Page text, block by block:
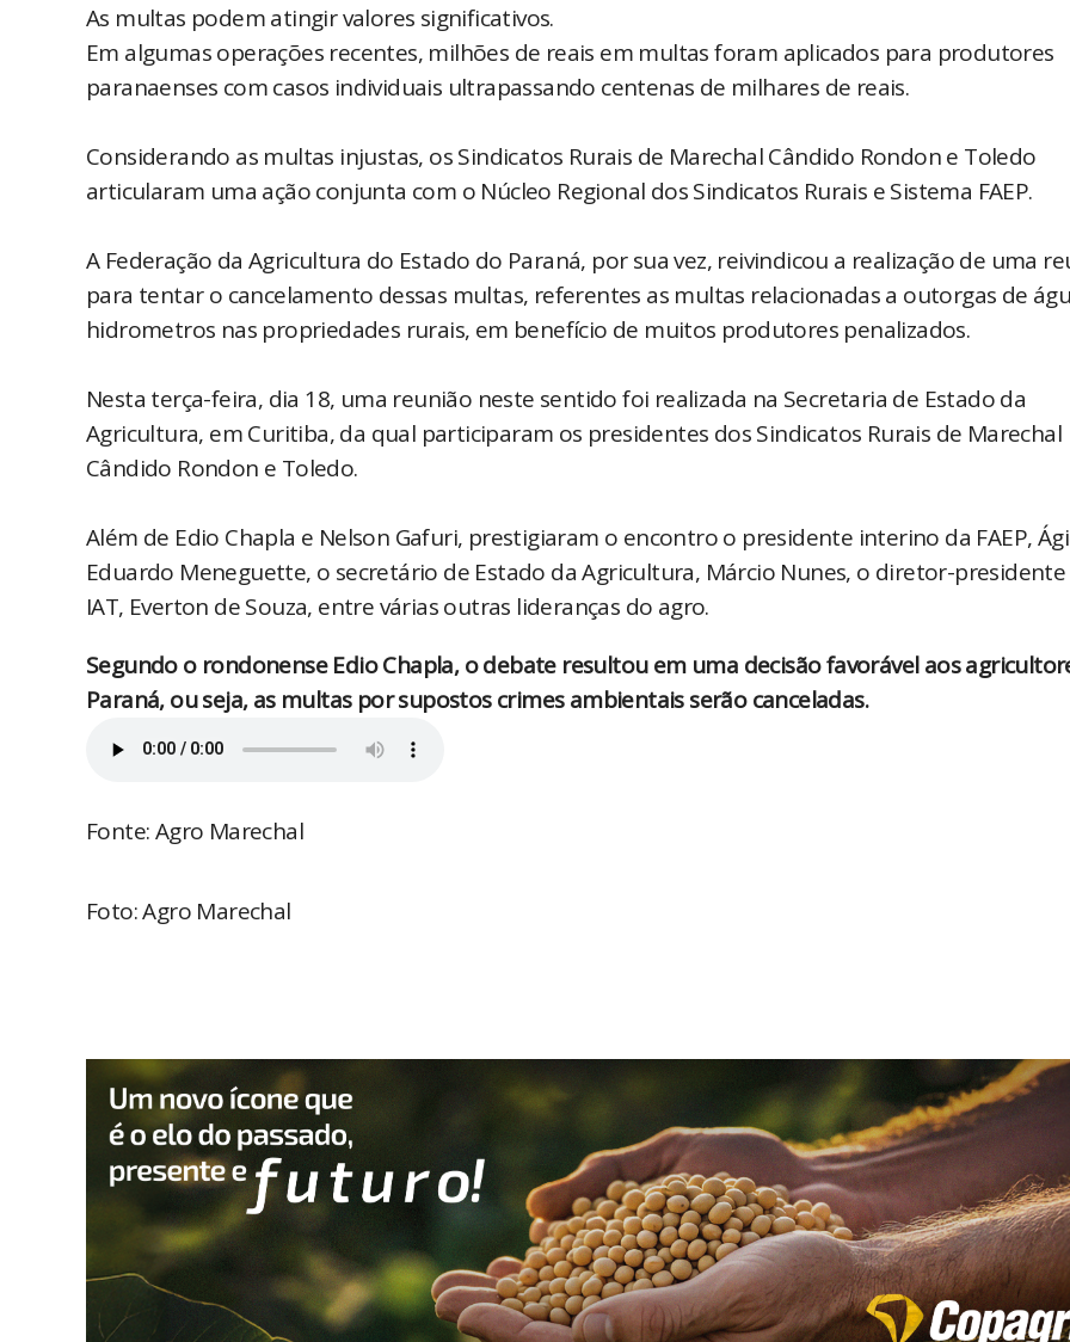
As multas podem atingir valores significativos.
Em algumas operações recentes, milhões de reais em multas foram aplicados para produtores
paranaenses com casos individuais ultrapassando centenas de milhares de reais.
Considerando as multas injustas, os Sindicatos Rurais de Marechal Cândido Rondon e Toledo
articularam uma ação conjunta com o Núcleo Regional dos Sindicatos Rurais e Sistema FAEP.
A Federação da Agricultura do Estado do Paraná, por sua vez, reivindicou a realização de uma
para tentar o cancelamento dessas multas, referentes as multas relacionadas a outorgas de
hidrometros nas propriedades rurais, em benefício de muitos produtores penalizados.
Nesta terça-feira, dia 18, uma reunião neste sentido foi realizada na Secretaria de Estado da
Agricultura, em Curitiba, da qual participaram os presidentes dos Sindicatos Rurais de Marechal
Cândido Rondon e Toledo.
Além de Edio Chapla e Nelson Gafuri, prestigiaram o encontro o presidente interino da FAEP,
Eduardo Meneguette, o secretário de Estado da Agricultura, Márcio Nunes, o diretor-
IAT, Everton de Souza, entre várias outras lideranças do agro.
Segundo o rondonense Edio Chapla, o debate resultou em uma decisão favorável aos
Paraná, ou seja, as multas por supostos crimes ambientais serão canceladas.
Fonte: Agro Marechal
Foto: Agro Marechal